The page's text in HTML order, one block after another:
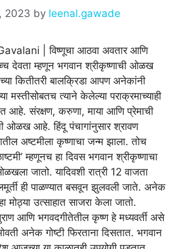
2023 by leenal.gawade
| विष्णूचा आठवा अवतार आणि
देवता म्हणून भगवान श्रीकृष्णाची ओळख
कितीतरी बालक्रिडा आपण अनेकांनी
मस्तीसोबतच त्याने केलेल्या पराक्रमाच्याही
आहे. संरक्षण, करुणा, माया आणि प्रेमाची
ओळख आहे. हिंदू पंचागांनुसार श्रावण
अष्टमीला कृष्णाचा जन्म झाला. तोच
म्हणूनच हा दिवस भगवान श्रीकृष्णाचा
जातो. यादिवशी रात्री 12 वाजता
ही पाळण्यात बसवून झुलवली जाते. अनेक
मोठ्या उत्साहात साजरा केला जातो.
आणि भगवदगीतेतील कृष्ण हे मध्यवर्ती असे
अनेक गोष्टी फिरताना दिसतात. भगवान